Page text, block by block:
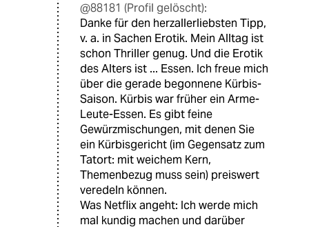
@88181 (Profil gelöscht):
Danke für den herzallerliebsten Tipp,
v. a. in Sachen Erotik. Mein Alltag ist
schon Thriller genug. Und die Erotik
des Alters ist ... Essen. Ich freue mich
über die gerade begonnene Kürbis-
Saison. Kürbis war früher ein Arme-
Leute-Essen. Es gibt feine
Gewürzmischungen, mit denen Sie
ein Kürbisgericht (im Gegensatz zum
Tatort: mit weichem Kern,
Themenbezug muss sein) preiswert
veredeln können.
Was Netflix angeht: Ich werde mich
mal kundig machen und darüber